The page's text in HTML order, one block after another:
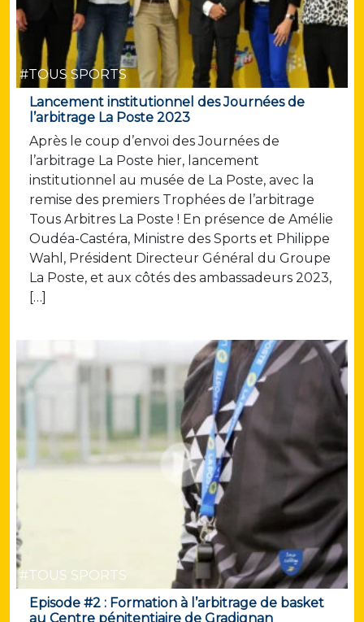
#TOUS SPORTS
Lancement institutionnel des Journées de
l’arbitrage La Poste 2023
Après le coup d’envoi des Journées de
l’arbitrage La Poste hier, lancement
institutionnel au musée de La Poste, avec la
remise des premiers Trophées de l’arbitrage
Tous Arbitres La Poste ! En présence de Amélie
Oudéa-Castéra, Ministre des Sports et Philippe
Wahl, Président Directeur Général du Groupe
La Poste, et aux côtés des ambassadeurs 2023,
[…]
#TOUS SPORTS
Episode #2 : Formation à l’arbitrage de basket
au Centre pénitentiaire de Gradignan